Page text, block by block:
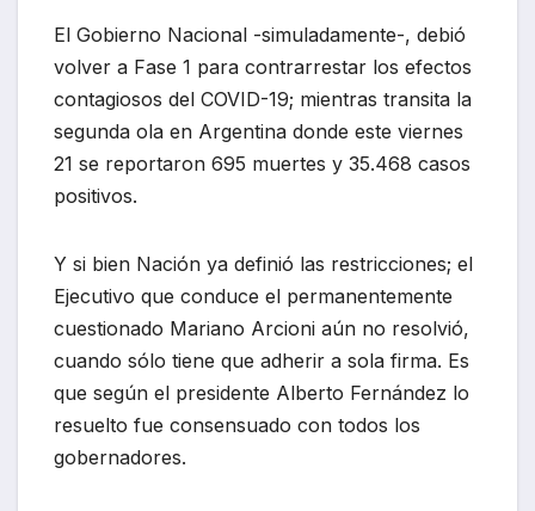
El Gobierno Nacional -simuladamente-, debió
volver a Fase 1 para contrarrestar los efectos
contagiosos del COVID-19; mientras transita la
segunda ola en Argentina donde este viernes
21 se reportaron 695 muertes y 35.468 casos
positivos.
Y si bien Nación ya definió las restricciones; el
Ejecutivo que conduce el permanentemente
cuestionado Mariano Arcioni aún no resolvió,
cuando sólo tiene que adherir a sola firma. Es
que según el presidente Alberto Fernández lo
resuelto fue consensuado con todos los
gobernadores.